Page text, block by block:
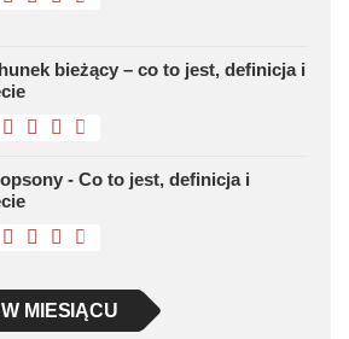
bieżący – co to jest, definicja i
- Co to jest, definicja i
MIESIĄCU